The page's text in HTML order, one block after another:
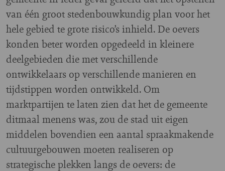
van één groot stedenbouwkundig plan voor het
hele gebied te grote risico’s inhield. De oevers
konden beter worden opgedeeld in kleinere
deelgebieden die met verschillende
ontwikkelaars op verschillende manieren en
tijdstippen worden ontwikkeld. Om
marktpartijen te laten zien dat het de gemeente
ditmaal menens was, zou de stad uit eigen
middelen bovendien een aantal spraakmakende
cultuurgebouwen moeten realiseren op
strategische plekken langs de oevers: de